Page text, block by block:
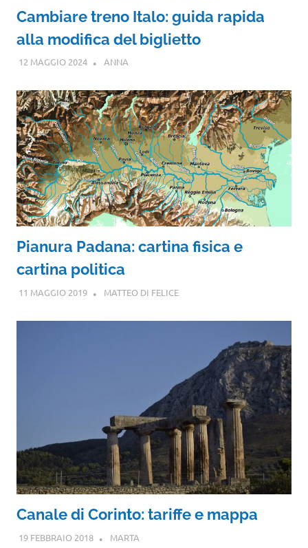
Cambiare treno Italo: guida rapida
alla modifica del biglietto
12 MAGGIO 2024 ANNA
Pianura Padana: cartina fisica e
cartina politica
11 MAGGIO 2019 MATTEO DI FELICE
Canale di Corinto: tariffe e mappa
19 FEBBRAIO 2018 MARTA